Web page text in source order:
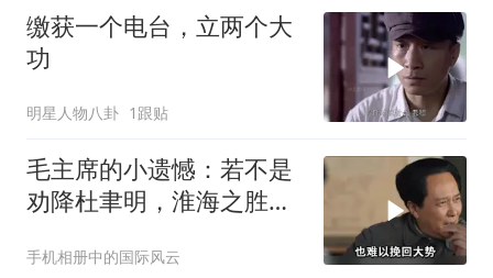
缴获一个电台，立两个大
功
明星人物八卦 1跟贴
毛主席的小遗憾：若不是
劝降杜聿明，淮海之胜最
手机相册中的国际风云